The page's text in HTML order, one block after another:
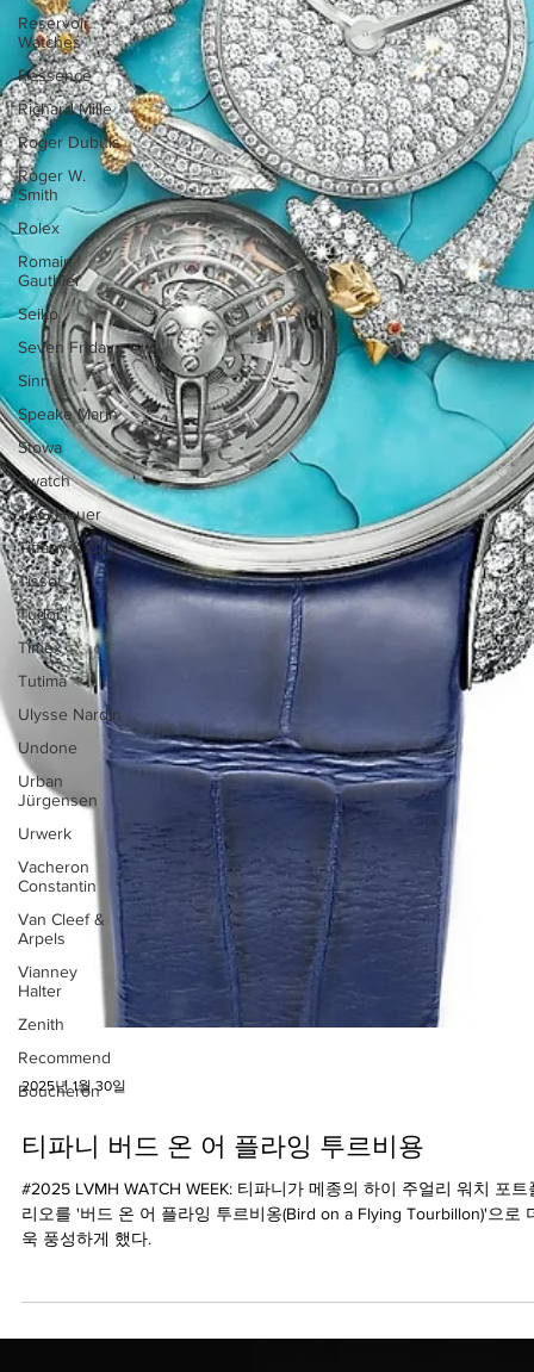
Reservoir
Watches
Ressence
Richard Mille
Roger Dubuis
Roger W.
Smith
Rolex
Romain
Gauthier
Seiko
Seven Friday
Sinn
Speake Marin
Stowa
Swatch
TAG Heuer
Tiffany & Co.
Tissot
Tudor
Timex
Tutima
Ulysse Nardin
Undone
Urban
Jürgensen
Urwerk
Vacheron
Constantin
Van Cleef &
Arpels
Vianney
Halter
Zenith
Recommend
Boucheron
2025년 1월 30일
티파니 버드 온 어 플라잉 투르비용